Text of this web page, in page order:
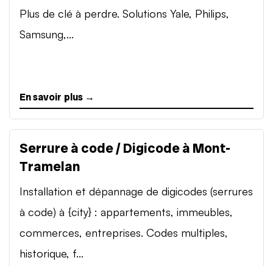
Plus de clé à perdre. Solutions Yale, Philips,
Samsung,...
En savoir plus →
Serrure à code / Digicode à Mont-
Tramelan
Installation et dépannage de digicodes (serrures
à code) à {city} : appartements, immeubles,
commerces, entreprises. Codes multiples,
historique, f...